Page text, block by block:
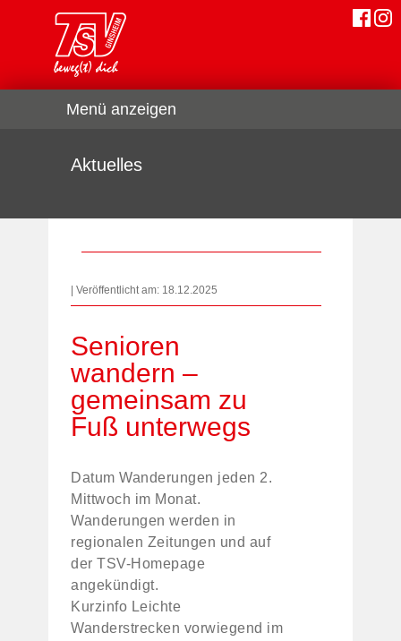
Menü anzeigen
Aktuelles
| Veröffentlicht am: 18.12.2025
Senioren
wandern –
gemeinsam zu
Fuß unterwegs
Datum Wanderungen jeden 2.
Mittwoch im Monat.
Wanderungen werden in
regionalen Zeitungen und auf
der TSV-Homepage
angekündigt.
Kurzinfo Leichte
Wanderstrecken vorwiegend im